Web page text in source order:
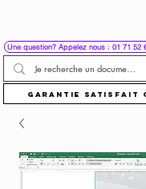
Garantie satisfait
Une question? Appelez nous : 01 71 52